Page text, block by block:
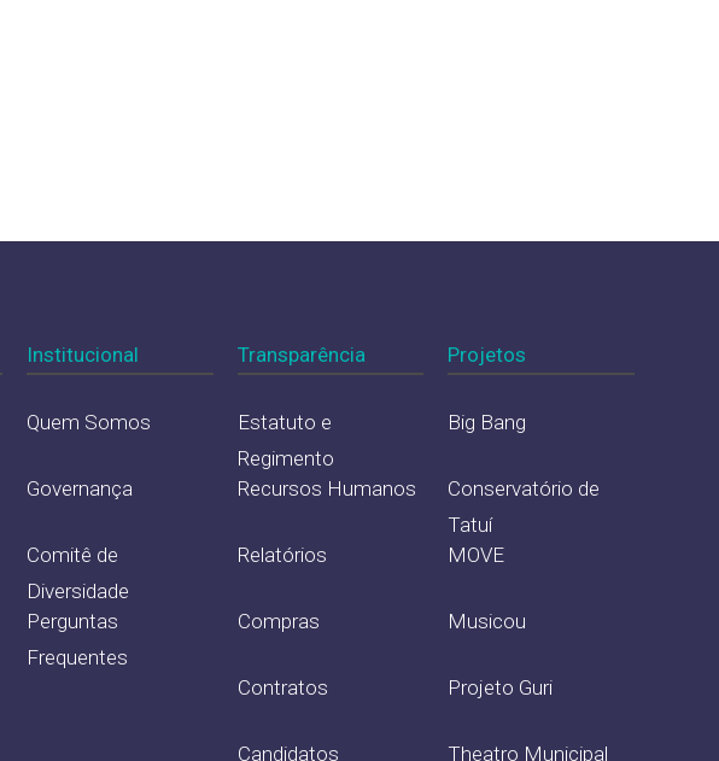
Institucional
Quem Somos
Governança
Comitê de
Diversidade
Perguntas
Frequentes
Projetos
Big Bang
Conservatório de
Tatuí
MOVE
Musicou
Projeto Guri
Theatro Municipal
Transparência
Estatuto e
Regimento
Recursos Humanos
Relatórios
Compras
Contratos
Candidatos